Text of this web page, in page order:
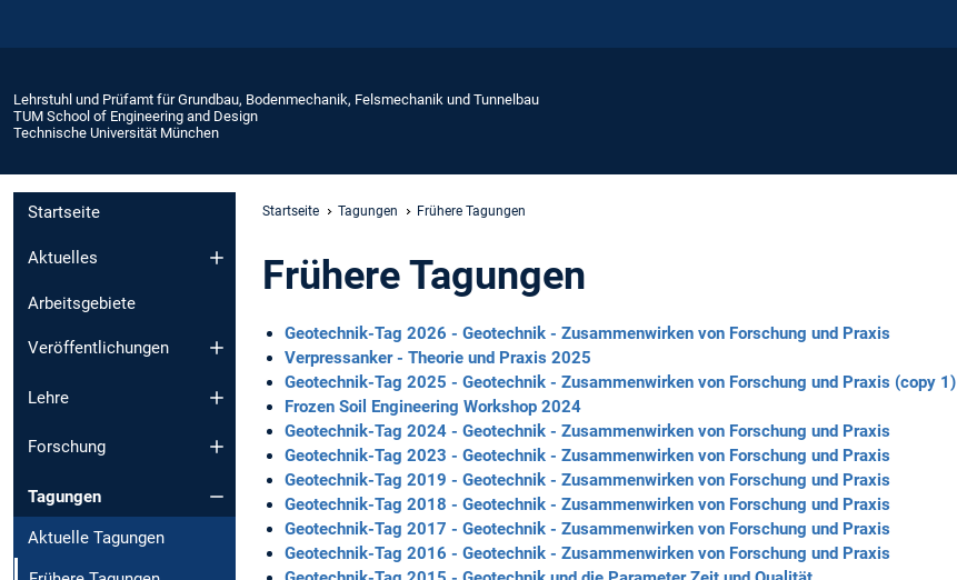
Lehrstuhl und Prüfamt für Grundbau, Bodenmechanik, Felsmechanik und Tunnelbau
TUM School of Engineering and Design
Technische Universität München
Startseite
Aktuelles
Arbeitsgebiete
Veröffentlichungen
Lehre
Forschung
Tagungen
Aktuelle Tagungen
Startseite Tagungen Frühere Tagungen
Frühere Tagungen
Geotechnik-Tag 2026 - Geotechnik - Zusammenwirken von Forschung und Praxis
Verpressanker - Theorie und Praxis 2025
Geotechnik-Tag 2025 - Geotechnik - Zusammenwirken von Forschung und Praxis (copy 1)
Frozen Soil Engineering Workshop 2024
Geotechnik-Tag 2024 - Geotechnik - Zusammenwirken von Forschung und Praxis
Geotechnik-Tag 2023 - Geotechnik - Zusammenwirken von Forschung und Praxis
Geotechnik-Tag 2019 - Geotechnik - Zusammenwirken von Forschung und Praxis
Geotechnik-Tag 2018 - Geotechnik - Zusammenwirken von Forschung und Praxis
Geotechnik-Tag 2017 - Geotechnik - Zusammenwirken von Forschung und Praxis
Geotechnik-Tag 2016 - Geotechnik - Zusammenwirken von Forschung und Praxis